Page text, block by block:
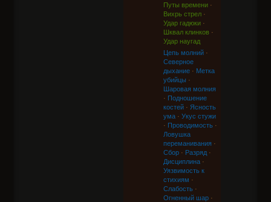
Путы времени ·
Вихрь стрел ·
Удар гадюки ·
Шквал клинков ·
Удар наугад
Цепь молний ·
Северное
дыхание · Метка
убийцы ·
Шаровая молния
· Подношение
костей · Ясность
ума · Укус стужи
· Проводимость ·
Ловушка
переманивания ·
Сбор · Разряд ·
Дисциплина ·
Уязвимость к
стихиям ·
Слабость ·
Огненный шар ·